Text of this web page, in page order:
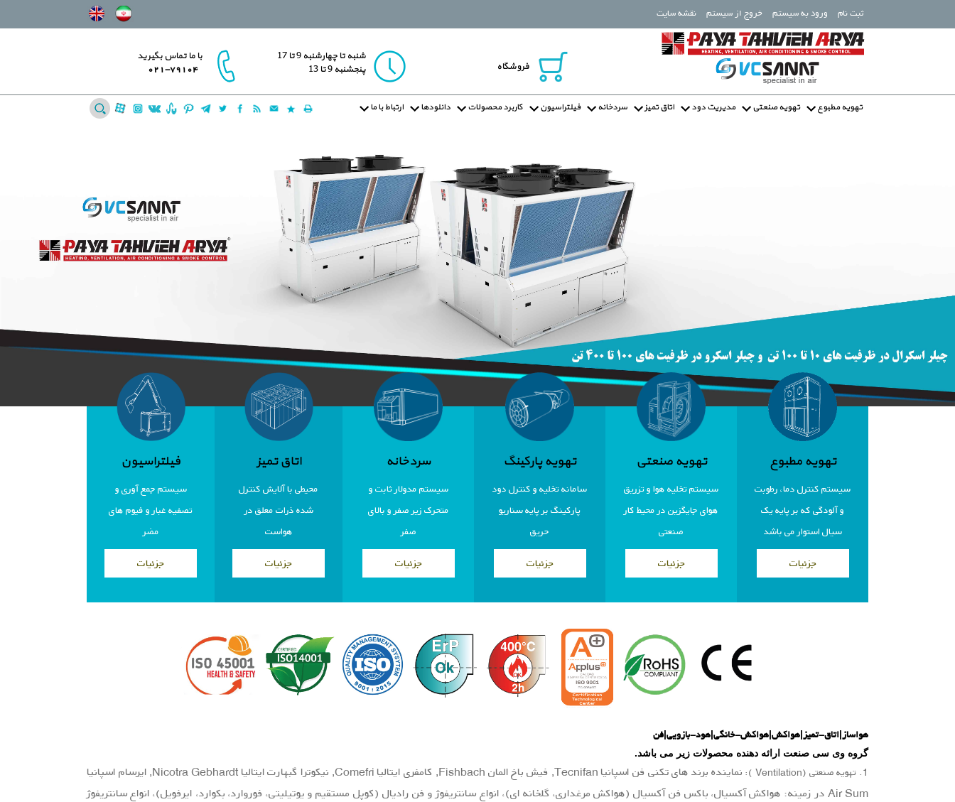
ثبت نام ورود به سیستم خروج از سیستم نقشه سایت
فروشگاه
شنبه تا چهارشنبه 9 تا 17
پنجشنبه 9 تا 13
با ما تماس بگیرید
021-79104
تهویه مطبوع تهویه صنعتی مدیریت دود اتاق تمیز سردخانه فیلتراسیون کاربرد محصولات دانلودها ارتباط با ما
تهویه مطبوع
سیستم کنترل دما، رطوبت
و آلودگی که بر پایه یک
سیال استوار می باشد
جزئیات
تهویه صنعتی
سیستم تخلیه هوا و تزریق
هوای جایگزین در محیط کار
صنعتی
جزئیات
تهویه پارکینگ
سامانه تخلیه و کنترل دود
پارکینگ بر پایه سناریو
حریق
جزئیات
سردخانه
سیستم مدولار ثابت و
متحرک زیر صفر و بالای
صفر
جزئیات
اتاق تمیز
محیطی با آلایش کنترل
شده ذرات معلق در
هواست
جزئیات
فیلتراسیون
سیستم جمع آوری و
تصفیه غبار و فیوم های
مضر
جزئیات
هواساز|اتاق-تمیز|هواکش|هواکش-خانگی|هود-بازویی|فن
گروه وی سی صنعت ارائه دهنده محصولات زیر می باشد.
1. تهویه صنعتی (Ventilation ):
نماینده برند های تکنی فن اسپانیا Tecnifan, فیش باخ المان Fishbach, کامفری ایتالیا Comefri, نیکوترا گبهارت ایتالیا Nicotra Gebhardt, ایرسام اسپانیا
Air Sum در زمینه: هواكش آكسیال، باكس فن آكسیال (هواكش مرغداری، گلخانه ای)، انواع سانتریفوژ و فن رادیال (كوپل مستقیم و یوتیلیتی، فوروارد، بكوارد، ایرفویل)، انواع سانتریفوژ